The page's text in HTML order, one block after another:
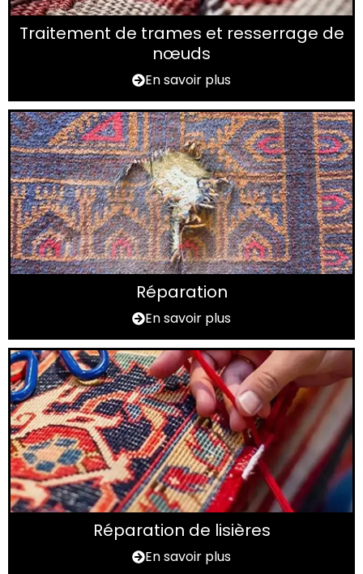
Traitement de trames et resserrage de
nœuds
En savoir plus
Réparation
En savoir plus
Réparation de lisières
En savoir plus